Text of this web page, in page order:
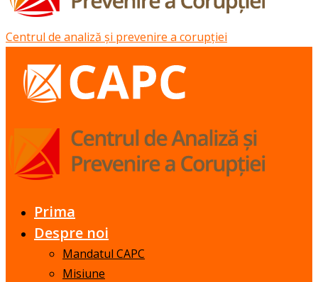
Centrul de analiză și prevenire a corupției
Prima
Despre noi
Mandatul CAPC
Misiune